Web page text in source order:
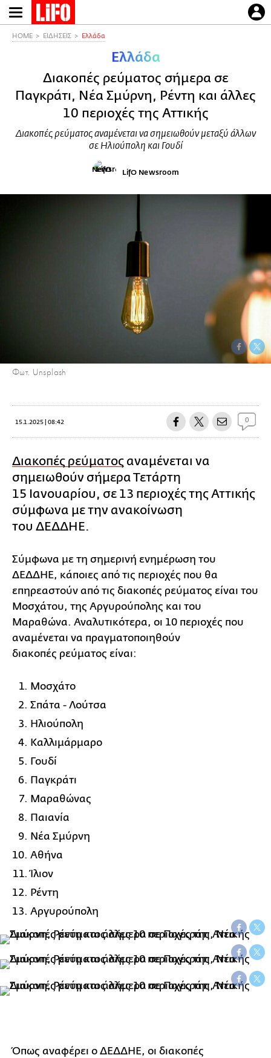
Παράκαμψη
προς
HOME ΕΙΔΗΣΕΙΣ Ελλάδα
Ελλάδα
Διακοπές ρεύματος σήμερα σε
Παγκράτι, Νέα Σμύρνη, Ρέντη και άλλες
10 περιοχές της Αττικής
Διακοπές ρεύματος αναμένεται να σημειωθούν μεταξύ άλλων
σε Ηλιούπολη και Γουδί
LifO Newsroom
Φωτ. Unsplash
15.1.2025 | 08:42 0
Διακοπές ρεύματος αναμένεται να
σημειωθούν σήμερα Τετάρτη
15 Ιανουαρίου, σε 13 περιοχές της Αττικής
σύμφωνα με την ανακοίνωση
του ΔΕΔΔΗΕ.
Σύμφωνα με τη σημερινή ενημέρωση του
ΔΕΔΔΗΕ, κάποιες από τις περιοχές που θα
επηρεαστούν από τις διακοπές ρεύματος είναι του
Μοσχάτου, της Αργυρούπολης και του
Μαραθώνα. Αναλυτικότερα, οι 10 περιοχές που
αναμένεται να πραγματοποιηθούν
διακοπές ρεύματος είναι:
Μοσχάτο
Σπάτα - Λούτσα
Ηλιούπολη
Καλλιμάρμαρο
Γουδί
Παγκράτι
Μαραθώνας
Παιανία
Νέα Σμύρνη
Αθήνα
Ίλιον
Ρέντη
Αργυρούπολη
Όπως αναφέρει ο ΔΕΔΔΗΕ, οι διακοπές